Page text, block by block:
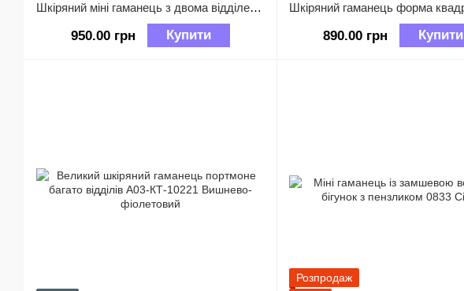
Шкіряний міні гаманець з двома відділеннями на блискавці А03-КТ-10225 Чорний
950.00 грн Купити 890.00 грн Купити
Розпродаж